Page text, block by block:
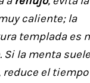
caliente; la
templada es
Si la menta suele
reduce el